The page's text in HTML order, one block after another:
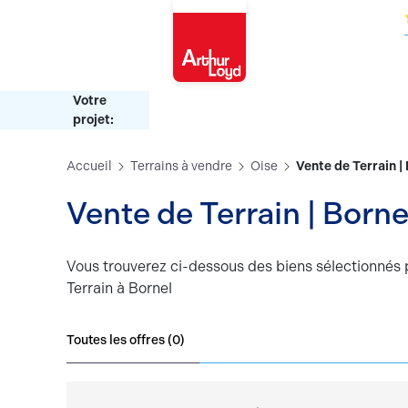
Votre
projet:
Accueil Terrains à vendre Oise Vente de Terrain |
Vente de Terrain |
Vous trouverez ci-dessous des biens
Terrain à Bornel
Toutes les offres (0)